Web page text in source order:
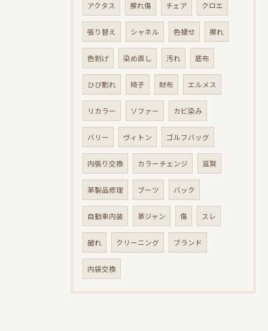
アクタス 擦れ傷 チェア クロエ
張り替え シャネル 色褪せ 擦れ
色剝げ 染め直し 汚れ 底布
ひび割れ 椅子 財布 エルメス
リカラー ソファー カビ染み
バリー ヴィトン ゴルフバッグ
内張り交換 カラーチェンジ 滋賀
革製品修理 ブーツ バック
自動車内装 革ジャン 傷 スレ
破れ クリーニング ブランド
内袋交換